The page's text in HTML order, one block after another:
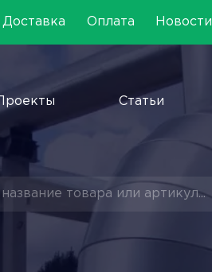
Доставка Оплата Новости
Проекты Статьи